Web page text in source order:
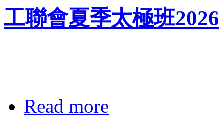
工聯會夏季太極班2026
Read more